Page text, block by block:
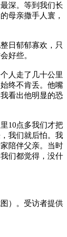
深。等到我们长
母亲撒手人寰，
日郁郁寡欢，只
好些。
人走了几十公里
终不肯丢。他嘴
看出他明显的恐
10点多我们才把
我们就后怕。我
陪伴父亲。当时
们都觉得，没什
）。受访者提供